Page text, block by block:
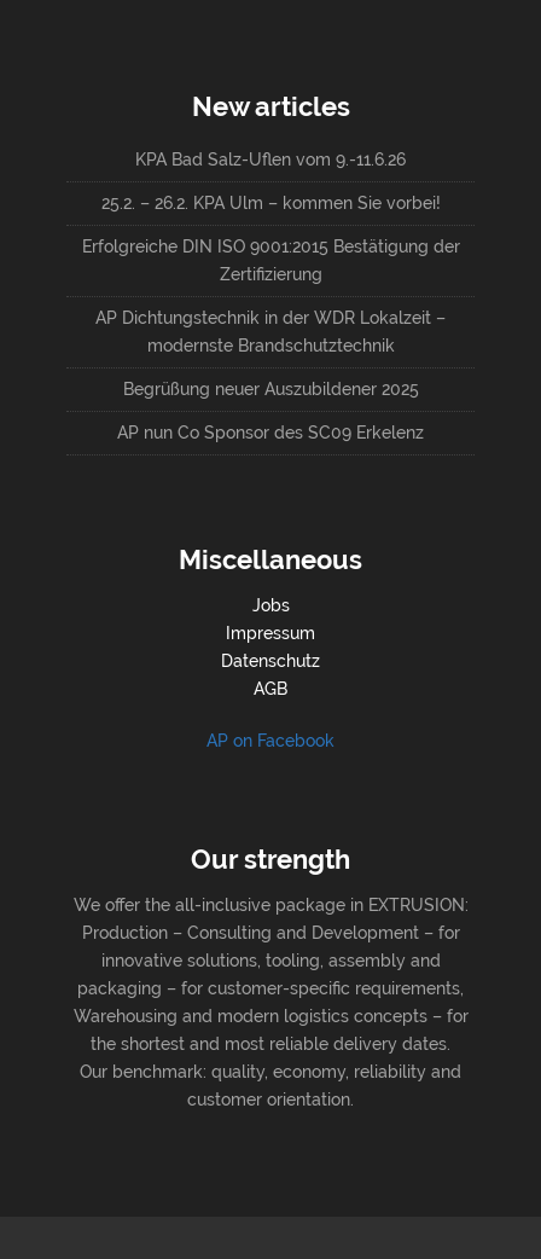
New articles
KPA Bad Salz-Uflen vom 9.-11.6.26
25.2. – 26.2. KPA Ulm – kommen Sie vorbei!
Erfolgreiche DIN ISO 9001:2015 Bestätigung der
Zertifizierung
AP Dichtungstechnik in der WDR Lokalzeit –
modernste Brandschutztechnik
Begrüßung neuer Auszubildener 2025
AP nun Co Sponsor des SC09 Erkelenz
Miscellaneous
Jobs
Impressum
Datenschutz
AGB
AP on Facebook
Our strength
We offer the all-inclusive package in EXTRUSION:
Production – Consulting and Development – for
innovative solutions, tooling, assembly and
packaging – for customer-specific requirements,
Warehousing and modern logistics concepts – for
the shortest and most reliable delivery dates.
Our benchmark: quality, economy, reliability and
customer orientation.